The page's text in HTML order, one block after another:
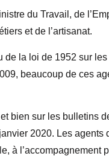
du Travail, de
et de l’artisanat.
la loi de 1952 sur
beaucoup de ces
bien sur les bulletins
2020. Les agents
à l’accompagnement